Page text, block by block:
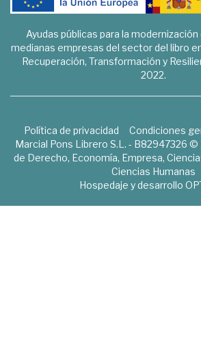
Ayudas públicas para la
medianas empresas del sector del libro
Recuperación, Transformación y
2022.
Política de privacidad Condiciones
Marcial Pons Librero S.L. - B82947326 ©
de Derecho, Economía, Empresa,
Ciencias Humanas
Hospedaje y desarrollo